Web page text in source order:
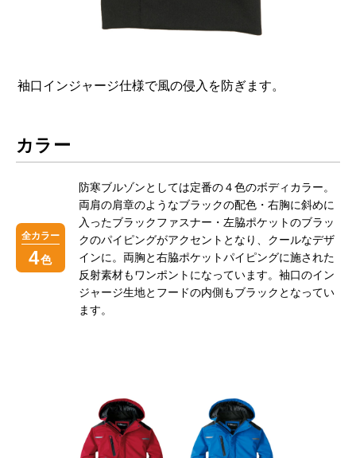
袖口インジャージ仕様で風の侵入を防ぎます。
カラー
全カラー
4色
防寒ブルゾンとしては定番の４色のボディカラー。
両肩の肩章のようなブラックの配色・右胸に斜めに
入ったブラックファスナー・左脇ポケットのブラッ
クのパイピングがアクセントとなり、クールなデザ
インに。両胸と右脇ポケットパイピングに施された
反射素材もワンポントになっています。袖口のイン
ジャージ生地とフードの内側もブラックとなってい
ます。